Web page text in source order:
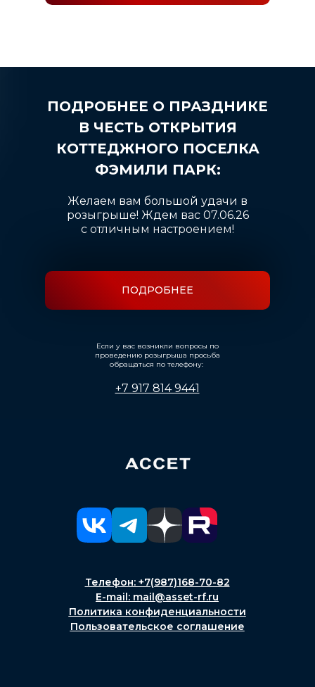
ПОДРОБНЕЕ О ПРАЗДНИКЕ
В ЧЕСТЬ ОТКРЫТИЯ
КОТТЕДЖНОГО ПОСЕЛКА
ФЭМИЛИ ПАРК:
Если у вас возникли вопросы по
проведению розыгрыша просьба
обращаться по телефону:
Желаем вам большой удачи в
розыгрыше! Ждем вас 07.06.26
с отличным настроением!
ПОДРОБНЕЕ
+7 917 814 9441
Телефон: +7(987)168-70-82
E-mail: mail@asset-rf.ru
Политика конфиденциальности
Пользовательское соглашение